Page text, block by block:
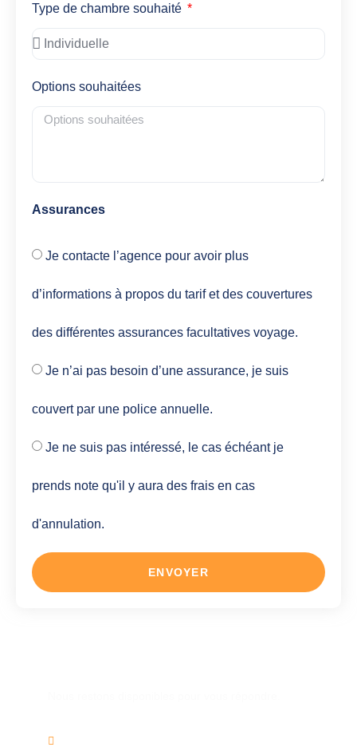
Type de chambre souhaité
Options souhaitées
Assurances
Je contacte l’agence pour avoir plus
d’informations à propos du tarif et des couvertures
des différentes assurances facultatives voyage.
Je n’ai pas besoin d’une assurance, je suis
couvert par une police annuelle.
Je ne suis pas intéressé, le cas échéant je
prends note qu'il y aura des frais en cas
d'annulation.
ENVOYER